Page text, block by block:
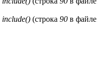
include() (строка 90 в файле